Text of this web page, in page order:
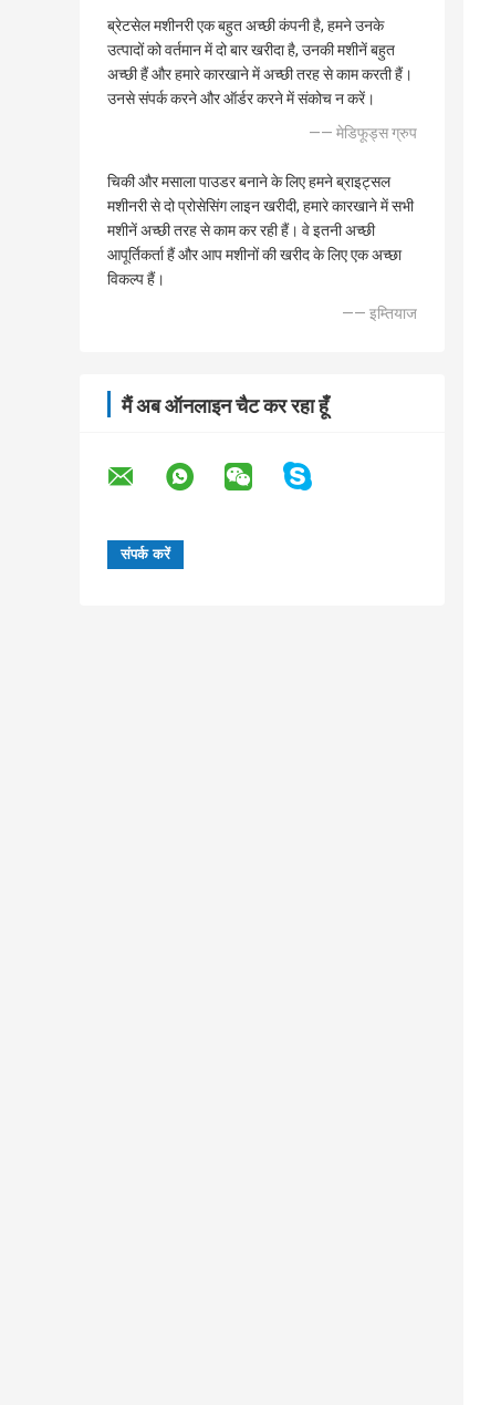
ब्रेटसेल मशीनरी एक बहुत अच्छी कंपनी है, हमने उनके
उत्पादों को वर्तमान में दो बार खरीदा है, उनकी मशीनें बहुत
अच्छी हैं और हमारे कारखाने में अच्छी तरह से काम करती हैं।
उनसे संपर्क करने और ऑर्डर करने में संकोच न करें।
—— मेडिफूड्स ग्रुप
चिकी और मसाला पाउडर बनाने के लिए हमने ब्राइट्सल
मशीनरी से दो प्रोसेसिंग लाइन खरीदी, हमारे कारखाने में सभी
मशीनें अच्छी तरह से काम कर रही हैं। वे इतनी अच्छी
आपूर्तिकर्ता हैं और आप मशीनों की खरीद के लिए एक अच्छा
विकल्प हैं।
—— इम्तियाज
मैं अब ऑनलाइन चैट कर रहा हूँ